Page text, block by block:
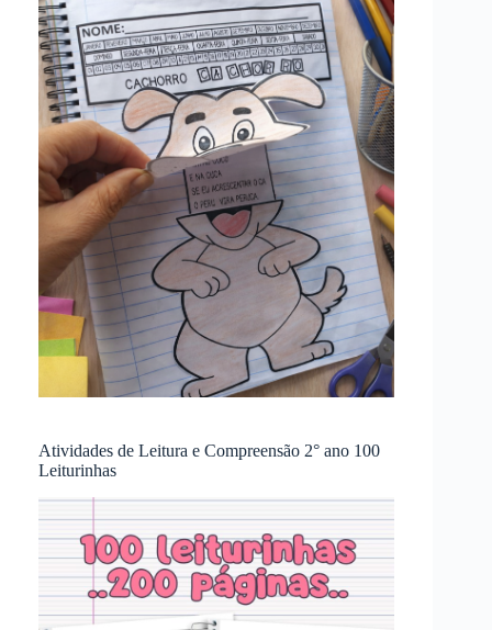
Atividades de Leitura e Compreensão 2° ano 100
Leiturinhas